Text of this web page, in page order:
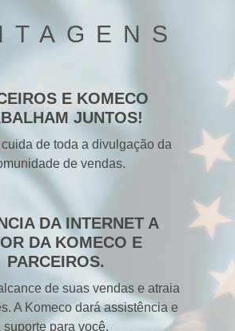
E KOMECO
JUNTOS!
de toda a divulgação da
de vendas.
DA INTERNET A
DA KOMECO E
PARCEIROS.
de suas vendas e atraia
A Komeco dará assistência e
suporte para você.